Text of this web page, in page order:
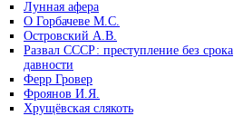
Лунная афера
О Горбачеве М.С.
Островский А.В.
Развал СССР: преступление без срока
давности
Ферр Гровер
Фроянов И.Я.
Хрущёвская слякоть